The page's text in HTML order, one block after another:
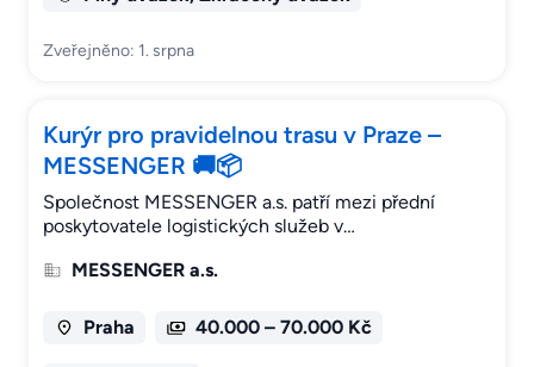
Zveřejněno: 1. srpna
Kurýr pro pravidelnou trasu v Praze –
MESSENGER 🚚📦
Společnost MESSENGER a.s. patří mezi přední
poskytovatele logistických služeb v…
MESSENGER a.s.
Praha 40.000 – 70.000 Kč